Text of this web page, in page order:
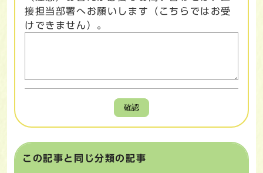
接担当部署へお願いします（こちらではお受
けできません）。
確認
この記事と同じ分類の記事